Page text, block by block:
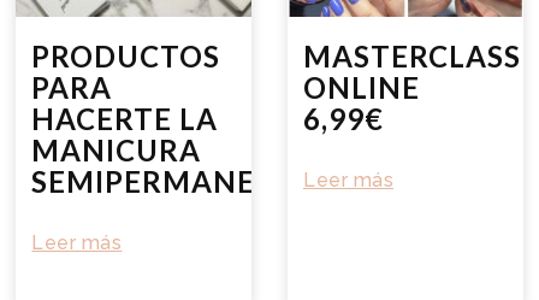
PRODUCTOS
PARA
HACERTE LA
MANICURA
SEMIPERMANENTE
Leer más
MASTERCLASS
ONLINE
6,99€
Leer más